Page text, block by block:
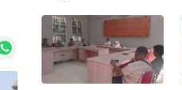
Pengurukan
Sasaran 5